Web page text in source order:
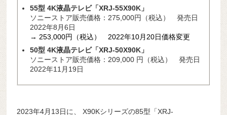
55型 4K液晶テレビ「XRJ-55X90K」
ソニーストア販売価格：275,000円（税込） 発売日
2022年8月6日
→ 253,000円（税込） 2022年10月20日価格変更
50型 4K液晶テレビ「XRJ-50X90K」
ソニーストア販売価格：209,000 円（税込） 発売日
2022年11月19日
2023年4月13日に、 X90Kシリーズの85型「XRJ-